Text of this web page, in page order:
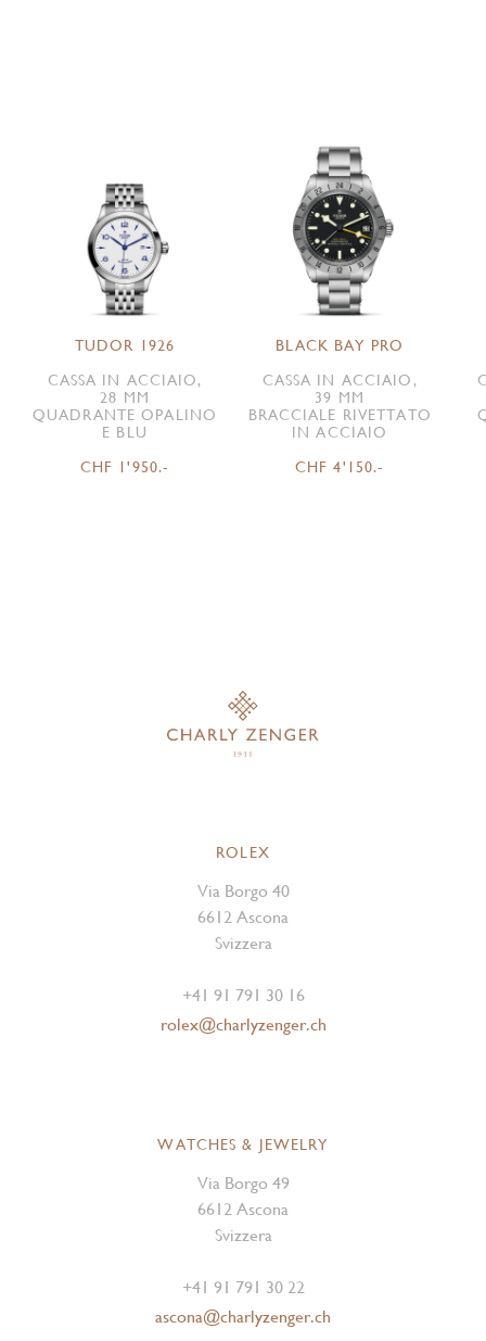
TUDOR 1926
CASSA IN ACCIAIO,
28 MM
QUADRANTE OPALINO
E BLU
CHF 1'950.-
BLACK BAY PRO
CASSA IN ACCIAIO,
39 MM
BRACCIALE RIVETTATO
IN ACCIAIO
CHF 4'150.-
ROLEX
Via Borgo 40
6612 Ascona
Svizzera
+41 91 791 30 16
rolex@charlyzenger.ch
WATCHES & JEWELRY
Via Borgo 49
6612 Ascona
Svizzera
+41 91 791 30 22
ascona@charlyzenger.ch